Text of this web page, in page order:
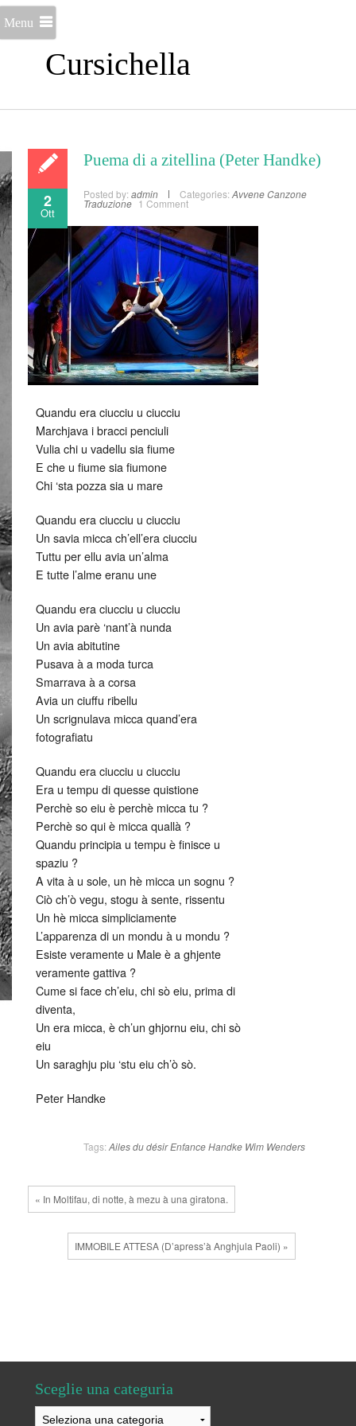
Cursichella
Menu
2
Ott
Puema di a zitellina (Peter Handke)
Posted by: admin Categories: AvveneCanzone
Traduzione 1 Comment
Quandu era ciucciu u ciucciu
Marchjava i bracci penciuli
Vulia chi u vadellu sia fiume
E che u fiume sia fiumone
Chi ‘sta pozza sia u mare
Quandu era ciucciu u ciucciu
Un savia micca ch’ell’era ciucciu
Tuttu per ellu avia un’alma
E tutte l’alme eranu une
Quandu era ciucciu u ciucciu
Un avia parè ‘nant’à nunda
Un avia abitutine
Pusava à a moda turca
Smarrava à a corsa
Avia un ciuffu ribellu
Un scrignulava micca quand’era
fotografiatu
Quandu era ciucciu u ciucciu
Era u tempu di quesse quistione
Perchè so eiu è perchè micca tu ?
Perchè so qui è micca quallà ?
Quandu principia u tempu è finisce u
spaziu ?
A vita à u sole, un hè micca un sognu ?
Ciò ch’ò vegu, stogu à sente, rissentu
Un hè micca simpliciamente
L’apparenza di un mondu à u mondu ?
Esiste veramente u Male è a ghjente
veramente gattiva ?
Cume si face ch’eiu, chi sò eiu, prima di
diventa,
Un era micca, è ch’un ghjornu eiu, chi sò
eiu
Un saraghju piu ‘stu eiu ch’ò sò.
Peter Handke
Tags: Ailes du désirEnfanceHandke Wim Wenders
« In Moltifau, di notte, à mezu à una giratona.
IMMOBILE ATTESA (D’apress’à Anghjula Paoli) »
Sceglie una categuria
Sceglie